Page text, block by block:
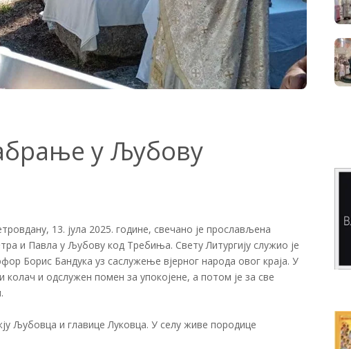
у Љубову
13. јула 2025. године, свечано је прослављена
и Павла у Љубову код Требиња. Свету Литургију служио је
Борис Бандука уз саслужење вјерног народа овог краја. У
колач и одслужен помен за упокојене, а потом је за све
Љубовца и главице Луковца. У селу живе породице